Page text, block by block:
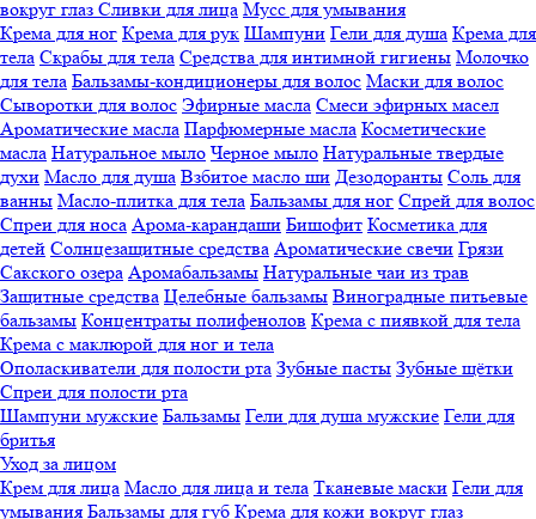
вокруг глаз Сливки для лица Мусс для умывания
Крема для ног Крема для рук Шампуни Гели для душа Крема для
тела Скрабы для тела Средства для интимной гигиены Молочко
для тела Бальзамы-кондиционеры для волос Маски для волос
Сыворотки для волос Эфирные масла Смеси эфирных масел
Ароматические масла Парфюмерные масла Косметические
масла Натуральное мыло Черное мыло Натуральные твердые
духи Масло для душа Взбитое масло ши Дезодоранты Соль для
ванны Масло-плитка для тела Бальзамы для ног Спрей для волос
Спреи для носа Арома-карандаши Бишофит Косметика для
детей Солнцезащитные средства Ароматические свечи Грязи
Cакского озера Аромабальзамы Натуральные чаи из трав
Защитные средства Целебные бальзамы Виноградные питьевые
бальзамы Концентраты полифенолов Крема с пиявкой для тела
Крема с маклюрой для ног и тела
Ополаскиватели для полости рта Зубные пасты Зубные щётки
Спреи для полости рта
Шампуни мужские Бальзамы Гели для душа мужские Гели для
бритья
Уход за лицом
Крем для лица Масло для лица и тела Тканевые маски Гели для
умывания Бальзамы для губ Крема для кожи вокруг глаз